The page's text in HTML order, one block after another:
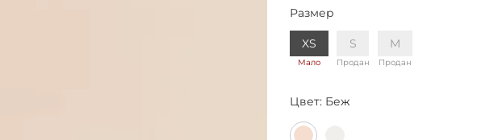
Размер
XS
Мало
S
Продан
M
Продан
Цвет: Беж